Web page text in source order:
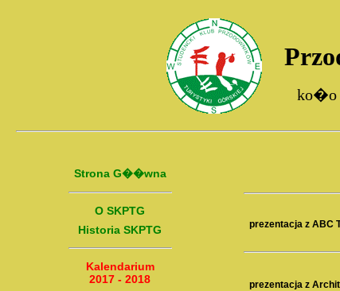
ko�o
Strona G��wna
O SKPTG
Historia SKPTG
Kalendarium
2017 - 2018
prezentacja z ABC
prezentacja z